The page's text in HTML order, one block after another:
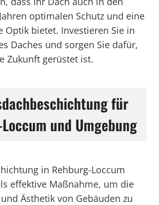
optimalen Schutz und eine
Optik bietet. Investieren Sie in
Daches und sorgen Sie dafür,
Zukunft gerüstet ist.
für
und Umgebung
in Rehburg-Loccum
effektive Maßnahme, um die
Ästhetik von Gebäuden zu